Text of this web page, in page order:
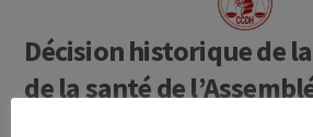
Décision historique de
de la santé de